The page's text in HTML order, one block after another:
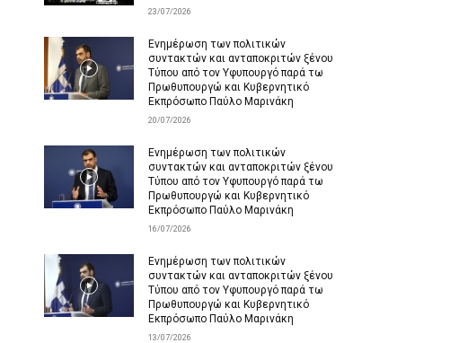
23/07/2026
Ενημέρωση των πολιτικών
συντακτών και ανταποκριτών ξένου
Τύπου από τον Υφυπουργό παρά τω
Πρωθυπουργώ και Κυβερνητικό
Εκπρόσωπο Παύλο Μαρινάκη
20/07/2026
Ενημέρωση των πολιτικών
συντακτών και ανταποκριτών ξένου
Τύπου από τον Υφυπουργό παρά τω
Πρωθυπουργώ και Κυβερνητικό
Εκπρόσωπο Παύλο Μαρινάκη
16/07/2026
Ενημέρωση των πολιτικών
συντακτών και ανταποκριτών ξένου
Τύπου από τον Υφυπουργό παρά τω
Πρωθυπουργώ και Κυβερνητικό
Εκπρόσωπο Παύλο Μαρινάκη
13/07/2026